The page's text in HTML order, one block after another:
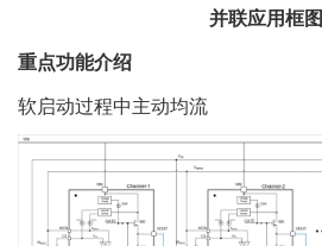
并联应用框图
重点功能介绍
软启动过程中主动均流